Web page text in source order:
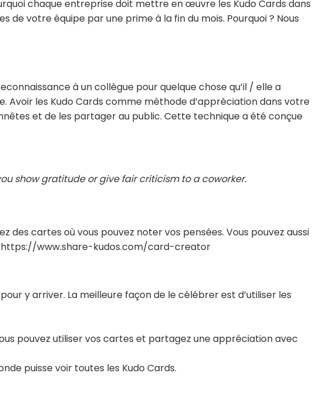
chaque entreprise doit mettre en œuvre les Kudo Cards dans
votre équipe par une prime à la fin du mois. Pourquoi ? Nous
à un collègue pour quelque chose qu’il / elle a
Avoir les Kudo Cards comme méthode d’appréciation dans votre
et de les partager au public. Cette technique a été conçue
show gratitude or give fair criticism to a coworker.
des cartes où vous pouvez noter vos pensées. Vous pouvez aussi
https://www.share-kudos.com/card-creator
y arriver. La meilleure façon de le célébrer est d’utiliser les
pouvez utiliser vos cartes et partagez une appréciation avec
puisse voir toutes les Kudo Cards.